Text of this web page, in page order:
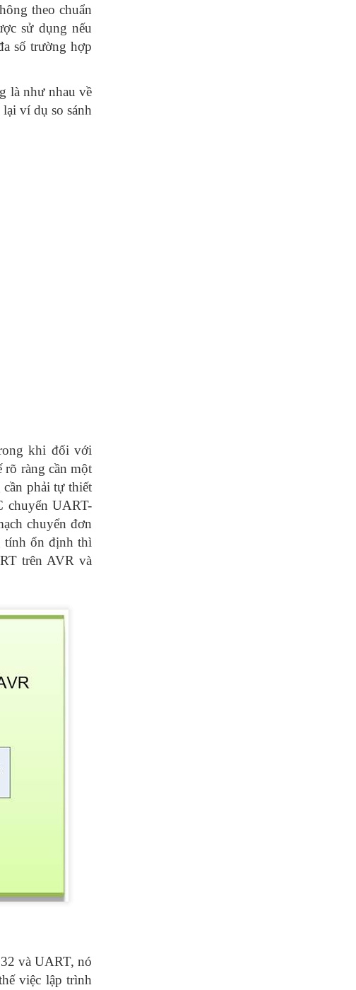
theo chuẩn
sử dụng nếu
số trường hợp
là như nhau về
ví dụ so sánh
khi đối với
ràng cần một
phải tự thiết
chuyển UART-
chuyển đơn
tính ổn định thì
trên AVR và
và UART, nó
việc lập trình